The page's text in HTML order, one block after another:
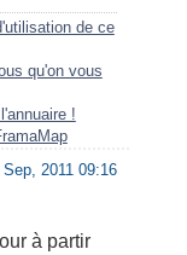
de ce
qu'on vous
!
2011 09:16
à partir